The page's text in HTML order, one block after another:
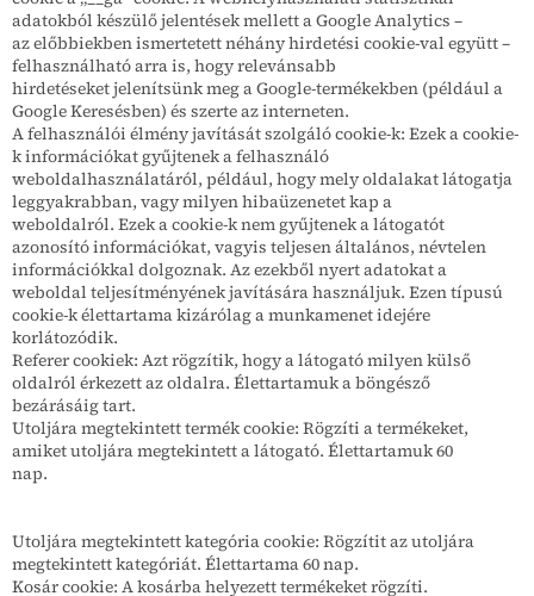
adatokból készülő jelentések mellett a Google Analytics –
az előbbiekben ismertetett néhány hirdetési cookie-val együtt –
felhasználható arra is, hogy relevánsabb
hirdetéseket jelenítsünk meg a Google-termékekben (például a
Google Keresésben) és szerte az interneten.
A felhasználói élmény javítását szolgáló cookie-k: Ezek a cookie-
k információkat gyűjtenek a felhasználó
weboldalhasználatáról, például, hogy mely oldalakat látogatja
leggyakrabban, vagy milyen hibaüzenetet kap a
weboldalról. Ezek a cookie-k nem gyűjtenek a látogatót
azonosító információkat, vagyis teljesen általános, névtelen
információkkal dolgoznak. Az ezekből nyert adatokat a
weboldal teljesítményének javítására használjuk. Ezen típusú
cookie-k élettartama kizárólag a munkamenet idejére
korlátozódik.
Referer cookiek: Azt rögzítik, hogy a látogató milyen külső
oldalról érkezett az oldalra. Élettartamuk a böngésző
bezárásáig tart.
Utoljára megtekintett termék cookie: Rögzíti a termékeket,
amiket utoljára megtekintett a látogató. Élettartamuk 60
nap.
Utoljára megtekintett kategória cookie: Rögzítit az utoljára
megtekintett kategóriát. Élettartama 60 nap.
Kosár cookie: A kosárba helyezett termékeket rögzíti.